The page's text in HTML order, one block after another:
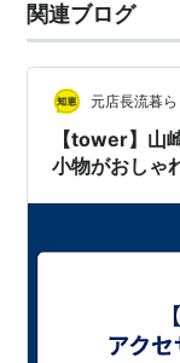
関連ブログ
元店長流暮
【tower】山
小物がおしゃ